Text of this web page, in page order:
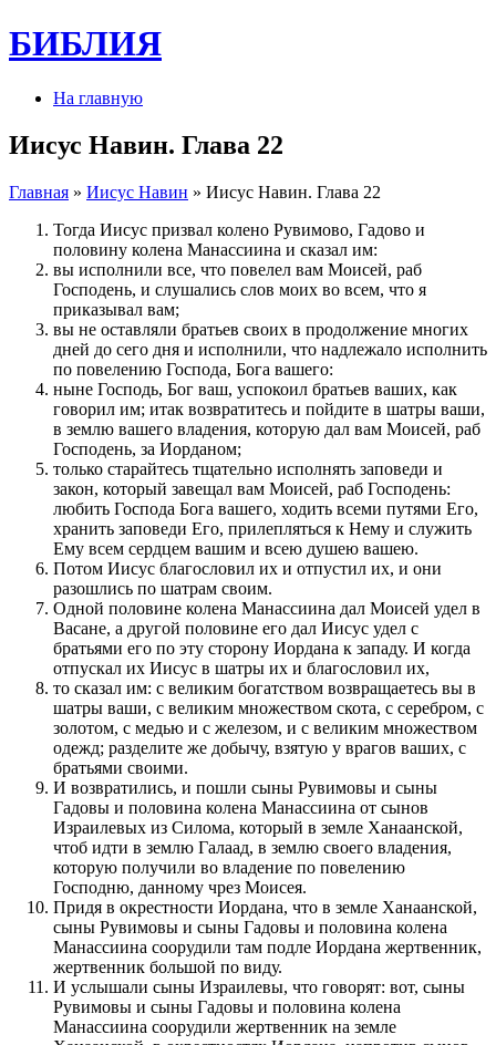
БИБЛИЯ
На главную
Иисус Навин. Глава 22
Главная » Иисус Навин » Иисус Навин. Глава 22
Тогда Иисус призвал колено Рувимово, Гадово и
половину колена Манассиина и сказал им:
вы исполнили все, что повелел вам Моисей, раб
Господень, и слушались слов моих во всем, что я
приказывал вам;
вы не оставляли братьев своих в продолжение многих
дней до сего дня и исполнили, что надлежало исполнить
по повелению Господа, Бога вашего:
ныне Господь, Бог ваш, успокоил братьев ваших, как
говорил им; итак возвратитесь и пойдите в шатры ваши,
в землю вашего владения, которую дал вам Моисей, раб
Господень, за Иорданом;
только старайтесь тщательно исполнять заповеди и
закон, который завещал вам Моисей, раб Господень:
любить Господа Бога вашего, ходить всеми путями Его,
хранить заповеди Его, прилепляться к Нему и служить
Ему всем сердцем вашим и всею душею вашею.
Потом Иисус благословил их и отпустил их, и они
разошлись по шатрам своим.
Одной половине колена Манассиина дал Моисей удел в
Васане, а другой половине его дал Иисус удел с
братьями его по эту сторону Иордана к западу. И когда
отпускал их Иисус в шатры их и благословил их,
то сказал им: с великим богатством возвращаетесь вы в
шатры ваши, с великим множеством скота, с серебром, с
золотом, с медью и с железом, и с великим множеством
одежд; разделите же добычу, взятую у врагов ваших, с
братьями своими.
И возвратились, и пошли сыны Рувимовы и сыны
Гадовы и половина колена Манассиина от сынов
Израилевых из Силома, который в земле Ханаанской,
чтоб идти в землю Галаад, в землю своего владения,
которую получили во владение по повелению
Господню, данному чрез Моисея.
Придя в окрестности Иордана, что в земле Ханаанской,
сыны Рувимовы и сыны Гадовы и половина колена
Манассиина соорудили там подле Иордана жертвенник,
жертвенник большой по виду.
И услышали сыны Израилевы, что говорят: вот, сыны
Рувимовы и сыны Гадовы и половина колена
Манассиина соорудили жертвенник на земле